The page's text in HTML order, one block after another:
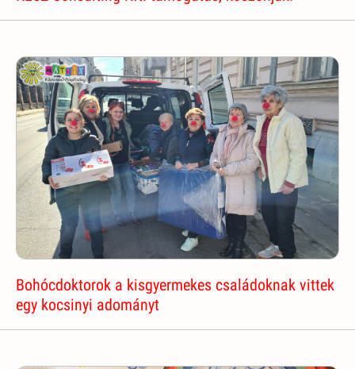
Bohócdoktorok a kisgyermekes családoknak vittek
egy kocsinyi adományt